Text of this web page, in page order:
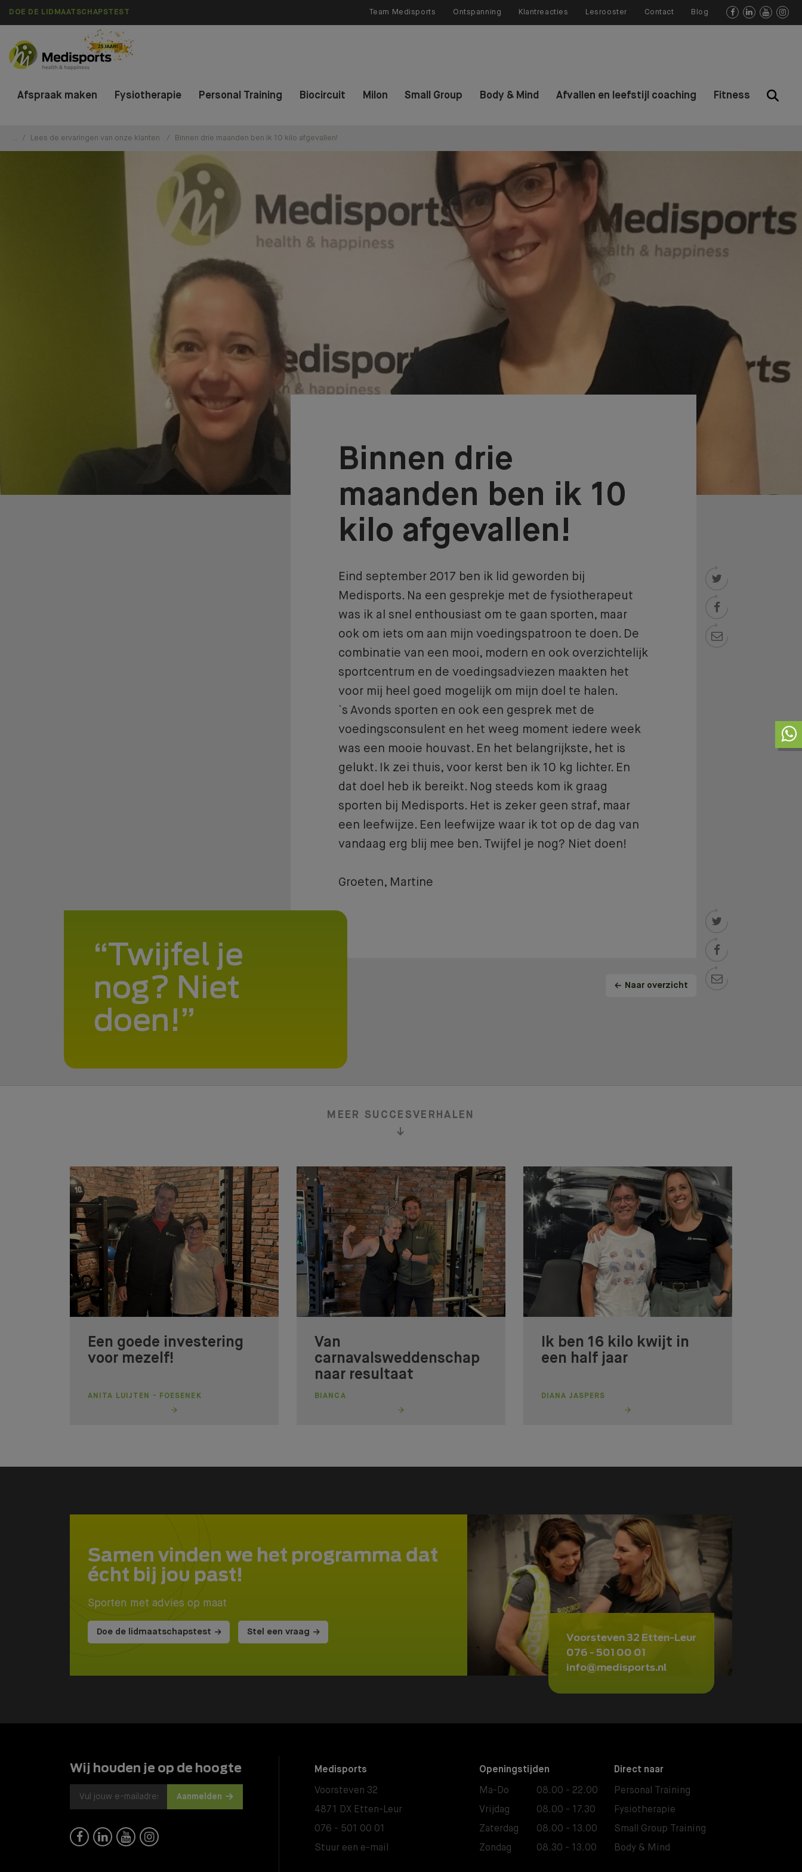
DOE DE LIDMAATSCHAPSTEST Team Medisports Ontspanning Klantreacties Lesrooster Contact Blog    
Afspraak maken Fysiotherapie Personal Training Biocircuit Milon Small Group Body & Mind Afvallen en leefstijl coaching Fitness
... Lees de ervaringen van onze klanten Binnen drie maanden ben ik 10 kilo afgevallen!
Binnen drie
maanden ben ik 10
kilo afgevallen!



Eind september 2017 ben ik lid geworden bij
Medisports. Na een gesprekje met de fysiotherapeut
was ik al snel enthousiast om te gaan sporten, maar
ook om iets om aan mijn voedingspatroon te doen. De
combinatie van een mooi, modern en ook overzichtelijk
sportcentrum en de voedingsadviezen maakten het
voor mij heel goed mogelijk om mijn doel te halen.
`s Avonds sporten en ook een gesprek met de
voedingsconsulent en het weeg moment iedere week
was een mooie houvast. En het belangrijkste, het is
gelukt. Ik zei thuis, voor kerst ben ik 10 kg lichter. En
dat doel heb ik bereikt. Nog steeds kom ik graag
sporten bij Medisports. Het is zeker geen straf, maar
een leefwijze. Een leefwijze waar ik tot op de dag van
vandaag erg blij mee ben. Twijfel je nog? Niet doen!
Groeten, Martine
Twijfel je
nog? Niet
doen!



Naar overzicht
MEER SUCCESVERHALEN
Een goede investering
voor mezelf!
ANITA LUIJTEN - FOESENEK
Van
carnavalsweddenschap
naar resultaat
BIANCA
Ik ben 16 kilo kwijt in
een half jaar
DIANA JASPERS
Voorsteven 32 Etten-Leur
076 - 501 00 01
info@medisports.nl
Samen vinden we het programma dat
écht bij jou past!
Sporten met advies op maat
Doe de lidmaatschapstest Stel een vraag
Wij houden je op de hoogte
Aanmelden
   
Medisports
Voorsteven 32
4871 DX Etten-Leur
076 - 501 00 01
Stuur een e-mail
Openingstijden
Ma-Do
08.00 - 22.00
Vrijdag
08.00 - 17.30
Zaterdag
08.00 - 13.00
Zondag
08.30 - 13.00
Direct naar
Personal Training
Fysiotherapie
Small Group Training
Body & Mind